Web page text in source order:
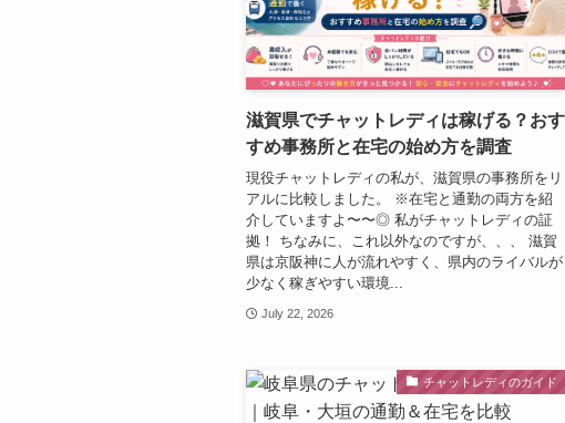
滋賀県でチャットレディは稼げる？おす
すめ事務所と在宅の始め方を調査
現役チャットレディの私が、滋賀県の事務所をリ
アルに比較しました。 ※在宅と通勤の両方を紹
介していますよ〜〜◎ 私がチャットレディの証
拠！ ちなみに、これ以外なのですが、、、 滋賀
県は京阪神に人が流れやすく、県内のライバルが
少なく稼ぎやすい環境...
July 22, 2026
チャットレディのガイド